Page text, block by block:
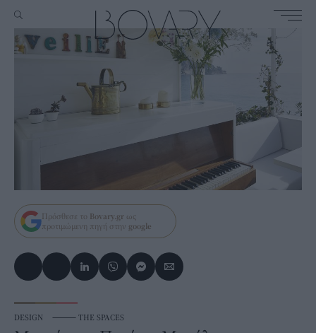
Πρόσθεσε το Bovary.gr ως
προτιμώμενη πηγή στην google
DESIGN ⸻ THE SPACES